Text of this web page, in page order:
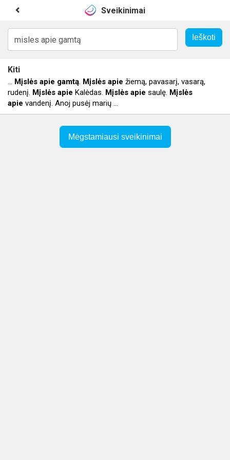
Sveikinimai
Kiti
... Mįslės apie gamtą. Mįslės apie žiemą, pavasarį, vasarą,
rudenį. Mįslės apie Kalėdas. Mįslės apie saulę. Mįslės
apie vandenį. Anoj pusėj marių ...
Mėgstamiausi sveikinimai